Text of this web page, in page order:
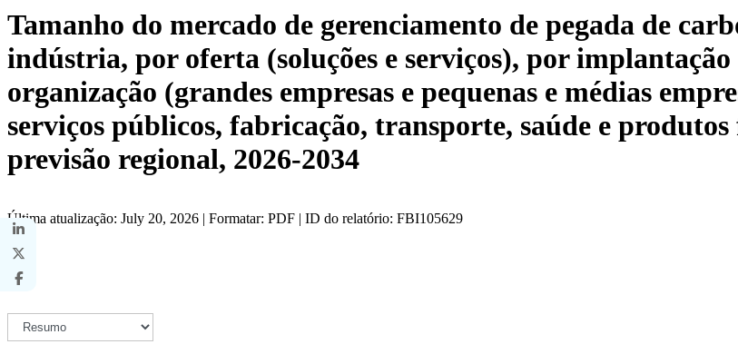
Tamanho do mercado de gerenciamento de pegada de
indústria, por oferta (soluções e serviços), por
organização (grandes empresas e pequenas e médias
serviços públicos, fabricação, transporte, saúde e
previsão regional, 2026-2034
Última atualização: July 20, 2026 | Formatar: PDF | ID do relatório: FBI105629